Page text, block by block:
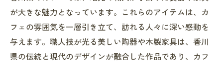
が大きな魅力となっています。これらのアイテムは、カ
フェの雰囲気を一層引き立て、訪れる人々に深い感動を
与えます。職人技が光る美しい陶器や木製家具は、香川
県の伝統と現代のデザインが融合した作品であり、カフ